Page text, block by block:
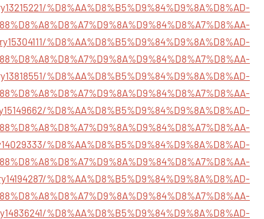
%D8%AA%D8%B5%D9%84%D9%8A%D8%AD-
%D8%AA%D8%B5%D9%84%D9%8A%D8%AD-
%D8%AA%D8%B5%D9%84%D9%8A%D8%AD-
%D8%AA%D8%B5%D9%84%D9%8A%D8%AD-
%D8%AA%D8%B5%D9%84%D9%8A%D8%AD-
%D8%AA%D8%B5%D9%84%D9%8A%D8%AD-
%D8%AA%D8%B5%D9%84%D9%8A%D8%AD-